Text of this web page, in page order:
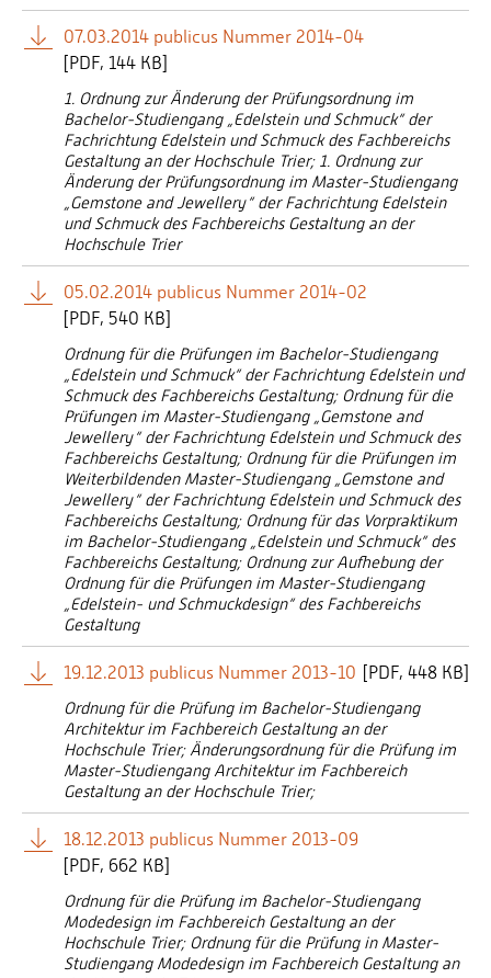
07.03.2014 publicus Nummer 2014-04
PDF 144 KB]
1. Ordnung zur Änderung der Prüfungsordnung im
Bachelor-Studiengang „Edelstein und Schmuck“ der
Fachrichtung Edelstein und Schmuck des Fachbereichs
Gestaltung an der Hochschule Trier; 1. Ordnung zur
Änderung der Prüfungsordnung im Master-Studiengang
„Gemstone and Jewellery“ der Fachrichtung Edelstein
und Schmuck des Fachbereichs Gestaltung an der
Hochschule Trier
05.02.2014 publicus Nummer 2014-02
PDF 540 KB]
Ordnung für die Prüfungen im Bachelor-Studiengang
„Edelstein und Schmuck“ der Fachrichtung Edelstein und
Schmuck des Fachbereichs Gestaltung; Ordnung für die
Prüfungen im Master-Studiengang „Gemstone and
Jewellery“ der Fachrichtung Edelstein und Schmuck des
Fachbereichs Gestaltung; Ordnung für die Prüfungen im
Weiterbildenden Master-Studiengang „Gemstone and
Jewellery“ der Fachrichtung Edelstein und Schmuck des
Fachbereichs Gestaltung; Ordnung für das Vorpraktikum
im Bachelor-Studiengang „Edelstein und Schmuck“ des
Fachbereichs Gestaltung; Ordnung zur Aufhebung der
Ordnung für die Prüfungen im Master-Studiengang
„Edelstein- und Schmuckdesign“ des Fachbereichs
Gestaltung
19.12.2013 publicus Nummer 2013-10 PDF 448 KB]
Ordnung für die Prüfung im Bachelor-Studiengang
Architektur im Fachbereich Gestaltung an der
Hochschule Trier; Änderungsordnung für die Prüfung im
Master-Studiengang Architektur im Fachbereich
Gestaltung an der Hochschule Trier;
18.12.2013 publicus Nummer 2013-09
PDF 662 KB]
Ordnung für die Prüfung im Bachelor-Studiengang
Modedesign im Fachbereich Gestaltung an der
Hochschule Trier; Ordnung für die Prüfung in Master-
Studiengang Modedesign im Fachbereich Gestaltung an